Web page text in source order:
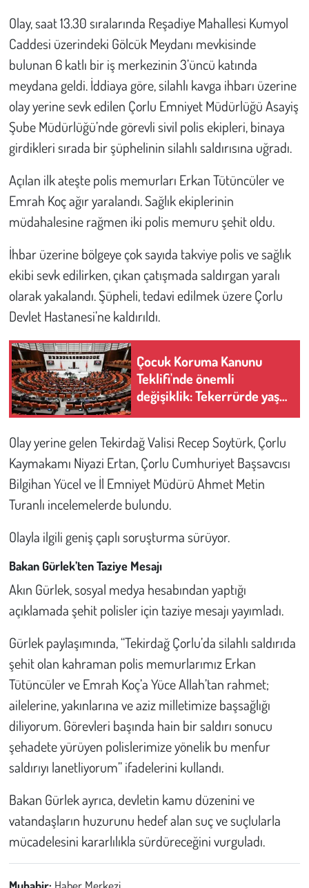
Olay, saat 13.30 sıralarında Reşadiye Mahallesi Kumyol
Caddesi üzerindeki Gölcük Meydanı mevkisinde
bulunan 6 katlı bir iş merkezinin 3’üncü katında
meydana geldi. İddiaya göre, silahlı kavga ihbarı üzerine
olay yerine sevk edilen Çorlu Emniyet Müdürlüğü Asayiş
Şube Müdürlüğü’nde görevli sivil polis ekipleri, binaya
girdikleri sırada bir şüphelinin silahlı saldırısına uğradı.
Açılan ilk ateşte polis memurları Erkan Tütüncüler ve
Emrah Koç ağır yaralandı. Sağlık ekiplerinin
müdahalesine rağmen iki polis memuru şehit oldu.
İhbar üzerine bölgeye çok sayıda takviye polis ve sağlık
ekibi sevk edilirken, çıkan çatışmada saldırgan yaralı
olarak yakalandı. Şüpheli, tedavi edilmek üzere Çorlu
Devlet Hastanesi’ne kaldırıldı.
Çocuk Koruma Kanunu
Teklifi'nde önemli
değişiklik: Tekerrürde yaş
sınırı 18 olarak kaldı
Olay yerine gelen Tekirdağ Valisi Recep Soytürk, Çorlu
Kaymakamı Niyazi Ertan, Çorlu Cumhuriyet Başsavcısı
Bilgihan Yücel ve İl Emniyet Müdürü Ahmet Metin
Turanlı incelemelerde bulundu.
Olayla ilgili geniş çaplı soruşturma sürüyor.
Bakan Gürlek’ten Taziye Mesajı
Akın Gürlek, sosyal medya hesabından yaptığı
açıklamada şehit polisler için taziye mesajı yayımladı.
Gürlek paylaşımında, “Tekirdağ Çorlu’da silahlı saldırıda
şehit olan kahraman polis memurlarımız Erkan
Tütüncüler ve Emrah Koç’a Yüce Allah’tan rahmet;
ailelerine, yakınlarına ve aziz milletimize başsağlığı
diliyorum. Görevleri başında hain bir saldırı sonucu
şehadete yürüyen polislerimize yönelik bu menfur
saldırıyı lanetliyorum” ifadelerini kullandı.
Bakan Gürlek ayrıca, devletin kamu düzenini ve
vatandaşların huzurunu hedef alan suç ve suçlularla
mücadelesini kararlılıkla sürdüreceğini vurguladı.
Galeri
Günün İçinden
Vefat İlanları
Tarih
Tarım
Kent
Eğlence